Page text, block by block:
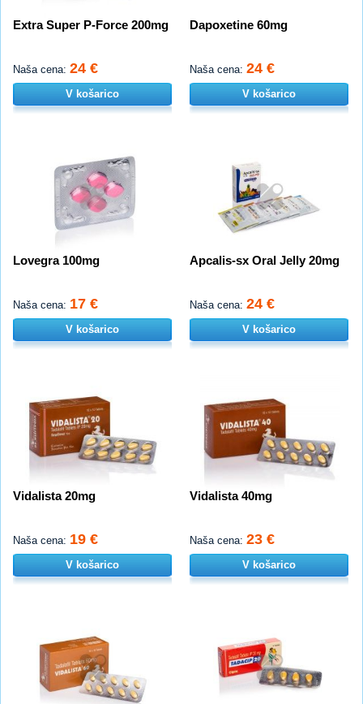
Extra Super P-Force 200mg
Naša cena: 24 €
V košarico
Dapoxetine 60mg
Naša cena: 24 €
V košarico
Lovegra 100mg
Naša cena: 17 €
V košarico
Apcalis-sx Oral Jelly 20mg
Naša cena: 24 €
V košarico
Vidalista 20mg
Naša cena: 19 €
V košarico
Vidalista 40mg
Naša cena: 23 €
V košarico